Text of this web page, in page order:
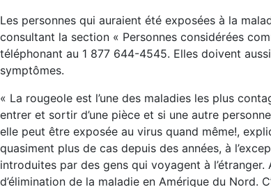
Les personnes qui auraient été exposées à la
consultant la section « Personnes considérées
téléphonant au 1 877 644-4545. Elles doivent
symptômes.
« La rougeole est l’une des maladies les plus
entrer et sortir d’une pièce et si une autre
elle peut être exposée au virus quand même!,
quasiment plus de cas depuis des années, à
introduites par des gens qui voyagent à
d’élimination de la maladie en Amérique du Nord.